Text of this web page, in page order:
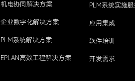
机电协同解决方案
企业数字化解决方案
PLM系统解决方案
EPLAN高效工程解决方案
PLM系统实施
应用集成
软件培训
开发需求